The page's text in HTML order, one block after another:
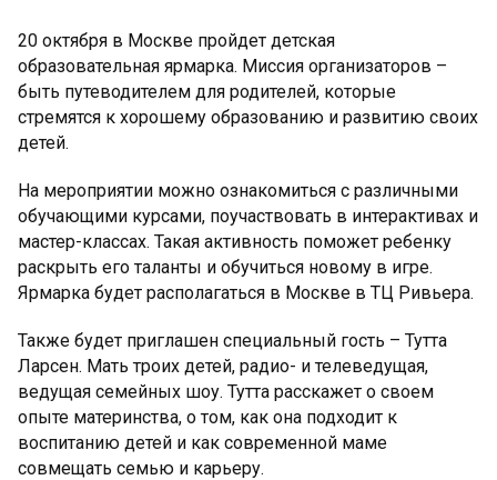
20 октября в Москве пройдет детская
образовательная ярмарка. Миссия организаторов –
быть путеводителем для родителей, которые
стремятся к хорошему образованию и развитию своих
детей.
На мероприятии можно ознакомиться с различными
обучающими курсами, поучаствовать в интерактивах и
мастер-классах. Такая активность поможет ребенку
раскрыть его таланты и обучиться новому в игре.
Ярмарка будет располагаться в Москве в ТЦ Ривьера.
Также будет приглашен специальный гость – Тутта
Ларсен. Мать троих детей, радио- и телеведущая,
ведущая семейных шоу. Тутта расскажет о своем
опыте материнства, о том, как она подходит к
воспитанию детей и как современной маме
совмещать семью и карьеру.